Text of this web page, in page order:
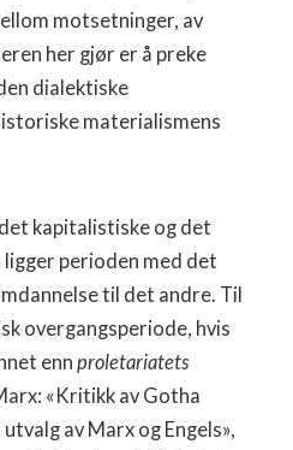
motsetninger, av
her gjør er å preke
dialektiske
materialismens
kapitalistiske og det
perioden med det
til det andre. Til
overgangsperiode, hvis
enn proletariatets
«Kritikk av Gotha
av Marx og Engels»,